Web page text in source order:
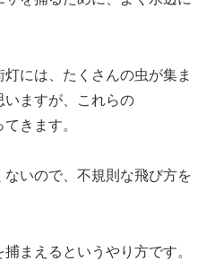
には、たくさんの虫が集ま
いますが、これらの
きます。
いので、不規則な飛び方を
まえるというやり方です。